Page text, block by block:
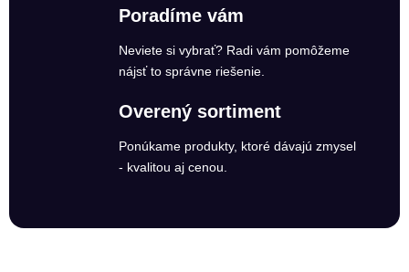
Poradíme vám
Neviete si vybrať? Radi vám pomôžeme
nájsť to správne riešenie.
Overený sortiment
Ponúkame produkty, ktoré dávajú zmysel
- kvalitou aj cenou.